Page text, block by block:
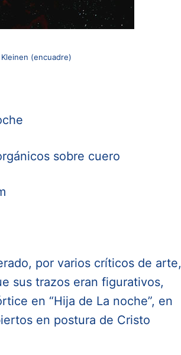
(encuadre)
sobre cuero
por varios críticos de arte,
sus trazos eran figurativos,
en “Hija de La noche”, en
en postura de Cristo